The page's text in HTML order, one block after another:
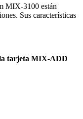
MIX-3100 están
Sus características
tarjeta MIX-ADD